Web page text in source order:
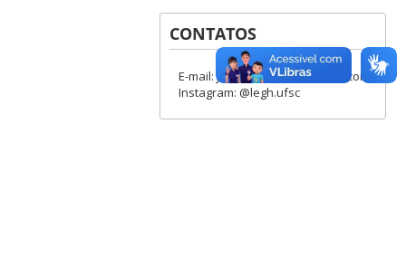
CONTATOS
E-mail: jornadasdolegh@gmail.com
Instagram: @legh.ufsc